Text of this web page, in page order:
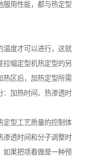
服用性能，都与热定型
温度才可以进行，这就
拉幅定型机热定型的另
热区后，加热定型所需
：加热时间、热渗透时
定型工艺质量的控制体
渗透时间和分子调整时
如果把项看做是一种预